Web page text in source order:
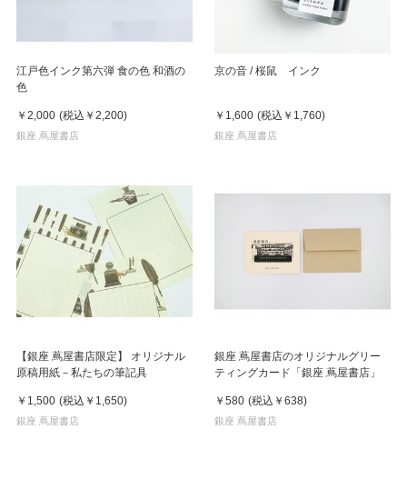
江戸色インク第六弾 食の色 和酒の
色
￥2,000 (税込 ￥2,200)
銀座 蔦屋書店
京の音 / 桜鼠 インク
￥1,600 (税込 ￥1,760)
銀座 蔦屋書店
【銀座 蔦屋書店限定】 オリジナル
原稿用紙－私たちの筆記具
￥1,500 (税込 ￥1,650)
銀座 蔦屋書店
銀座 蔦屋書店のオリジナルグリー
ティングカード「銀座 蔦屋書店」
￥580 (税込 ￥638)
銀座 蔦屋書店